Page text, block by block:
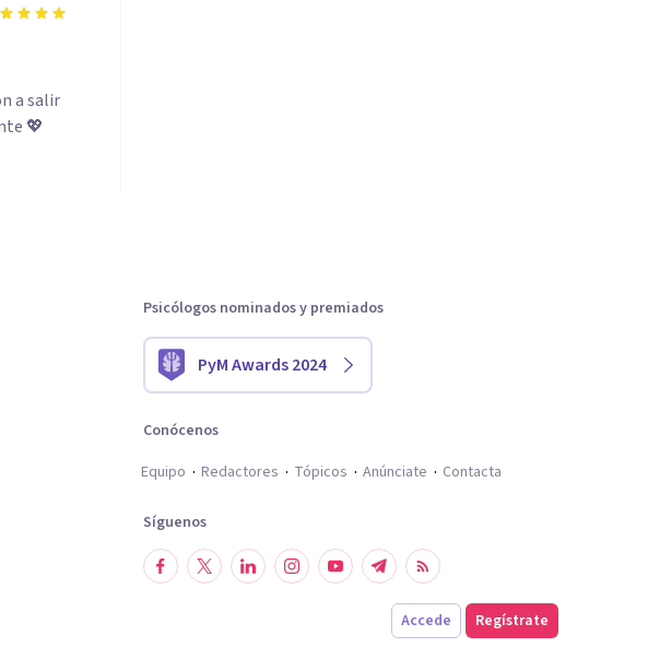
a salir
💖
Psicólogos nominados y premiados
PyM Awards 2024
Conócenos
Equipo
Redactores Tópicos Anúnciate Contacta
Síguenos
Accede Regístrate